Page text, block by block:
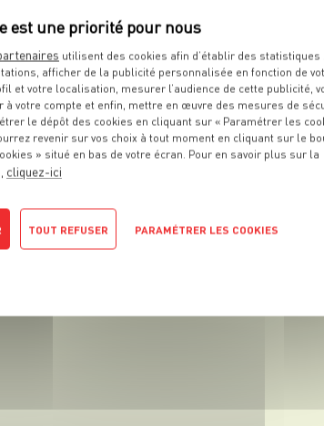
PRODUIT
Fraise
VOIR LE PRODUIT
PRODUIT
VOIR LE PRODUIT
utilisent des cookies afin d’établir des statistiques
afficher de la publicité personnalisée en fonction de
et votre localisation, mesurer l’audience de cette publicité,
à votre compte et enfin, mettre en œuvre des mesures de
le dépôt des cookies en cliquant sur « Paramétrer les
revenir sur vos choix à tout moment en cliquant sur le
» situé en bas de votre écran. Pour en savoir plus sur la
cliquez-ici
TOUT REFUSER PARAMÉTRER LES COOKIES